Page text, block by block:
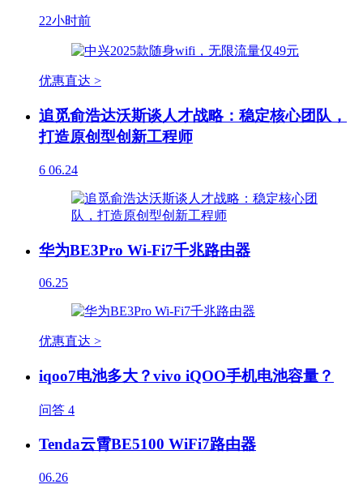
22小时前
优惠直达 >
追觅俞浩达沃斯谈人才战略：稳定核心团队，
打造原创型创新工程师
6 06.24
华为BE3Pro Wi-Fi7千兆路由器
06.25
优惠直达 >
iqoo7电池多大？vivo iQOO手机电池容量？
问答 4
Tenda云霄BE5100 WiFi7路由器
06.26